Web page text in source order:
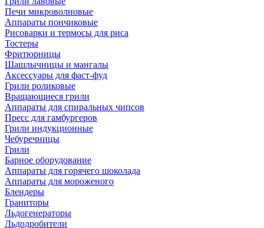
Печи микроволновые
Аппараты пончиковые
Рисоварки и термосы для риса
Тостеры
Фритюрницы
Шашлычницы и мангалы
Аксессуары для фаст-фуд
Грили роликовые
Вращающиеся грили
Аппараты для спиральных чипсов
Пресс для гамбургеров
Грили индукционные
Чебуречницы
Грили
Барное оборудование
Аппараты для горячего шоколада
Аппараты для мороженого
Блендеры
Граниторы
Льдогенераторы
Льдодробители